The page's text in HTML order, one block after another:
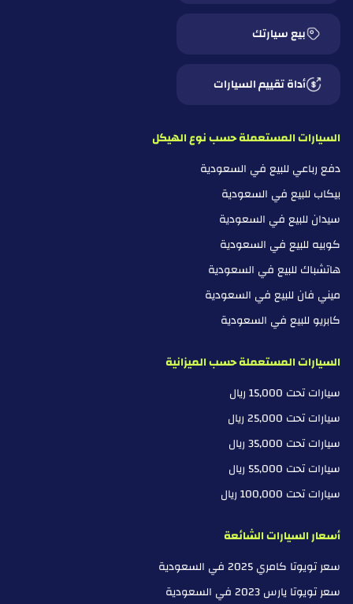
بيع سيارتك
أداة تقييم السيارات
السيارات المستعملة حسب نوع الهيكل
دفع رباعي للبيع في السعودية
بيكاب للبيع في السعودية
سيدان للبيع في السعودية
كوبيه للبيع في السعودية
هاتشباك للبيع في السعودية
ميني فان للبيع في السعودية
كابريو للبيع في السعودية
السيارات المستعملة حسب الميزانية
سيارات تحت 15,000 ريال
سيارات تحت 25,000 ريال
سيارات تحت 35,000 ريال
سيارات تحت 55,000 ريال
سيارات تحت 100,000 ريال
أسعار السيارات الشائعة
سعر تويوتا كامري 2025 في السعودية
سعر تويوتا يارس 2023 في السعودية